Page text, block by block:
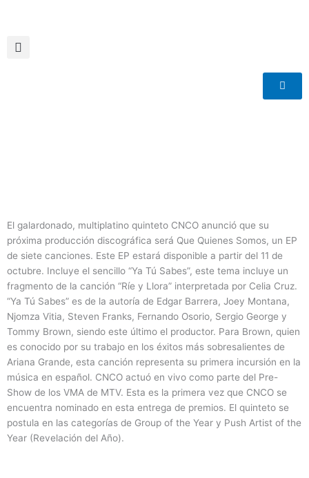
El galardonado, multiplatino quinteto CNCO anunció que su
próxima producción discográfica será Que Quienes Somos, un EP
de siete canciones. Este EP estará disponible a partir del 11 de
octubre. Incluye el sencillo “Ya Tú Sabes”, este tema incluye un
fragmento de la canción “Ríe y Llora” interpretada por Celia Cruz.
“Ya Tú Sabes” es de la autoría de Edgar Barrera, Joey Montana,
Njomza Vitia, Steven Franks, Fernando Osorio, Sergio George y
Tommy Brown, siendo este último el productor. Para Brown, quien
es conocido por su trabajo en los éxitos más sobresalientes de
Ariana Grande, esta canción representa su primera incursión en la
música en español. CNCO actuó en vivo como parte del Pre-
Show de los VMA de MTV. Esta es la primera vez que CNCO se
encuentra nominado en esta entrega de premios. El quinteto se
postula en las categorías de Group of the Year y Push Artist of the
Year (Revelación del Año).